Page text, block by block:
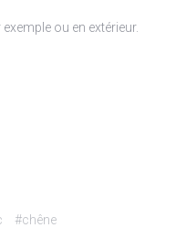
ou en extérieur.
#chêne